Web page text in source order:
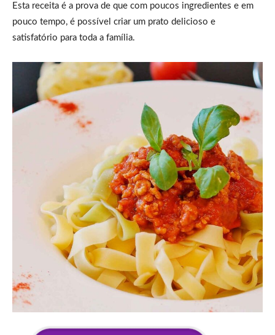
Esta receita é a prova de que com poucos ingredientes e em
pouco tempo, é possível criar um prato delicioso e
satisfatório para toda a família.